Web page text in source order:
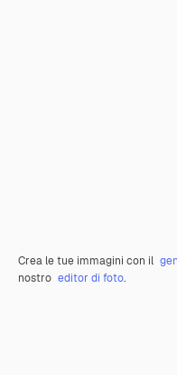
Crea le tue immagini con il
nostro editor di foto.